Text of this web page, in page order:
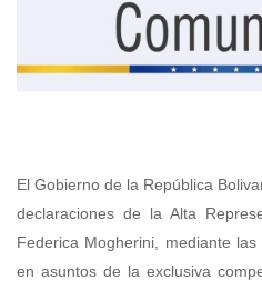
El Gobierno de la República
declaraciones de la Alta
Federica Mogherini, mediante
en asuntos de la exclusiva